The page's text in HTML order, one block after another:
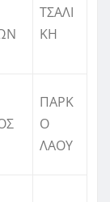
ΤΣΑΛΙ
ΚΗ
ΠΑΡΚ
Ο
ΛΑΟΥ